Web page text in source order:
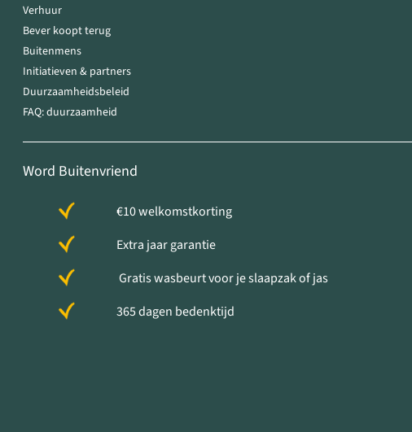
Verhuur
Bever koopt terug
Buitenmens
Initiatieven & partners
Duurzaamheidsbeleid
FAQ: duurzaamheid
Word Buitenvriend
€10 welkomstkorting
Extra jaar garantie
Gratis wasbeurt voor je slaapzak of jas
365 dagen bedenktijd